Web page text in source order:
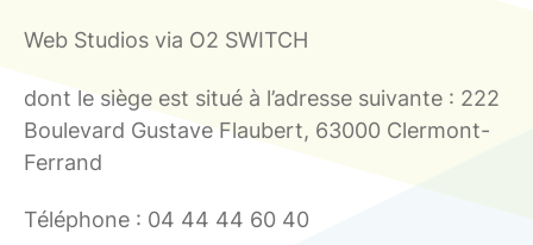
Web Studios via O2 SWITCH
dont le siège est situé à l’adresse suivante : 222
Boulevard Gustave Flaubert, 63000 Clermont-
Ferrand
Téléphone : 04 44 44 60 40